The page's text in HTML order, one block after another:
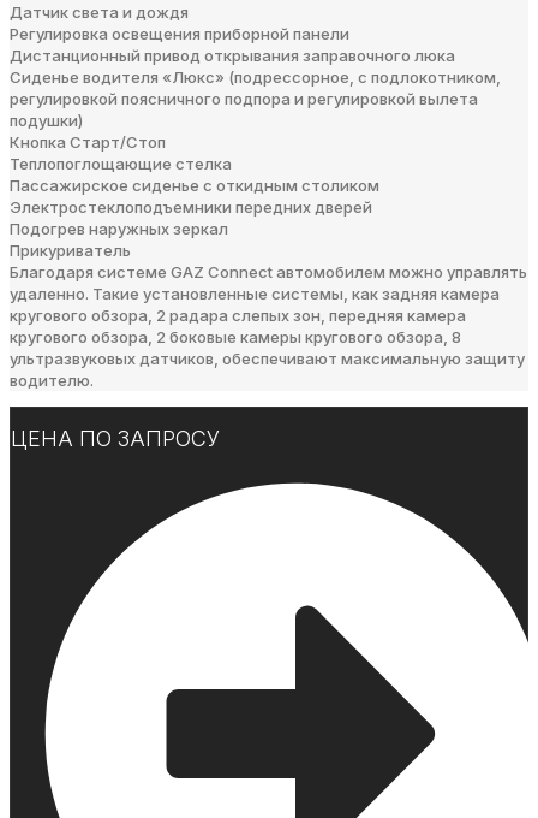
Датчик света и дождя
Регулировка освещения приборной панели
Дистанционный привод открывания заправочного люка
Сиденье водителя «Люкс» (подрессорное, с подлокотником,
регулировкой поясничного подпора и регулировкой вылета
подушки)
Кнопка Старт/Стоп
Теплопоглощающие стелка
Пассажирское сиденье с откидным столиком
Электростеклоподъемники передних дверей
Подогрев наружных зеркал
Прикуриватель
Благодаря системе GAZ Connect автомобилем можно управлять
удаленно. Такие установленные системы, как задняя камера
кругового обзора, 2 радара слепых зон, передняя камера
кругового обзора, 2 боковые камеры кругового обзора, 8
ультразвуковых датчиков, обеспечивают максимальную защиту
водителю.
ЦЕНА ПО ЗАПРОСУ